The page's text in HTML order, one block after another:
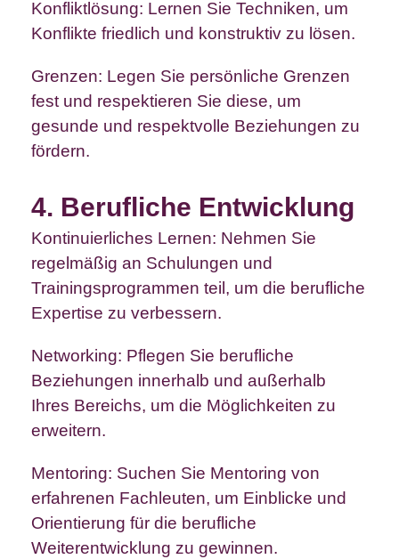
Konfliktlösung: Lernen Sie Techniken, um
Konflikte friedlich und konstruktiv zu lösen.
Grenzen: Legen Sie persönliche Grenzen
fest und respektieren Sie diese, um
gesunde und respektvolle Beziehungen zu
fördern.
4. Berufliche Entwicklung
Kontinuierliches Lernen: Nehmen Sie
regelmäßig an Schulungen und
Trainingsprogrammen teil, um die berufliche
Expertise zu verbessern.
Networking: Pflegen Sie berufliche
Beziehungen innerhalb und außerhalb
Ihres Bereichs, um die Möglichkeiten zu
erweitern.
Mentoring: Suchen Sie Mentoring von
erfahrenen Fachleuten, um Einblicke und
Orientierung für die berufliche
Weiterentwicklung zu gewinnen.